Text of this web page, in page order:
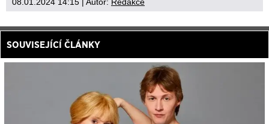
08.01.2024 14:15 | Autor: Redakce
SOUVISEJÍCÍ ČLÁNKY